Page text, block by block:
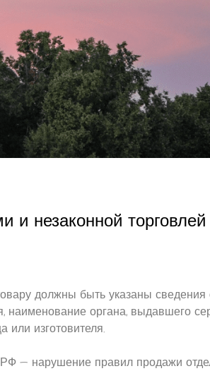
незаконной торговлей
должны быть указаны сведения
наименование органа, выдавшего
или изготовителя.
РФ — нарушение правил продажи